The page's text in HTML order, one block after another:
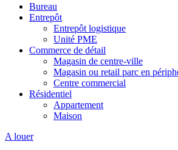
Bureau
Entrepôt
Entrepôt logistique
Unité PME
Commerce de détail
Magasin de centre-ville
Magasin ou retail parc en
Centre commercial
Résidentiel
Appartement
Maison
A louer